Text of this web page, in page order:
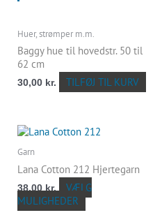
Huer, strømper m.m.
Baggy hue til hovedstr. 50 til
62 cm
30,00 kr. TILFØJ TIL KURV
Garn
Lana Cotton 212 Hjertegarn
38,00kr.
VÆLG
MULIGHEDER
Dette
flere
varianter.
Mulighederne
kan